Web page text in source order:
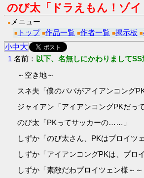
のび太「ドラえもん！ゾイ
● メニュー
■ トップ ■作品一覧 ■作者一覧 ■掲示板 ■
小中大
1 名前： 以下、名無しにかわりまして
～空き地～
スネ夫「僕のパパがアイアンコング
ジャイアン「アイアンコングPKだって
のび太「PKってサッカーの……」
しずか「のび太さん、PKはプロイツ
しずか「アイアンコングPKは、プロ
しずか「素敵だわプロイツェン様～～